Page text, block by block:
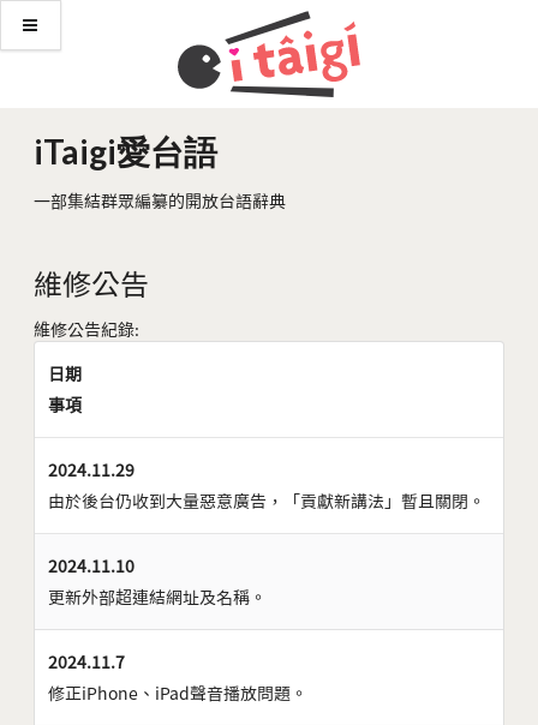
iTaigi愛台語
一部集結群眾編纂的開放台語辭典
維修公告
維修公告紀錄:
日期
事項
2024.11.29
由於後台仍收到大量惡意廣告，「貢獻新講法」暫且關閉。
2024.11.10
更新外部超連結網址及名稱。
2024.11.7
修正iPhone、iPad聲音播放問題。